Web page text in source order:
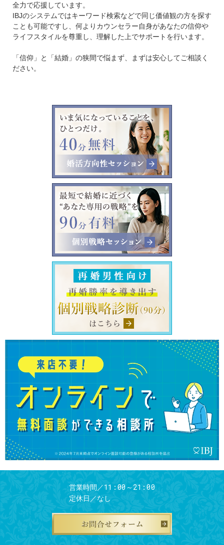
全力で応援しています。
IBJのシステムではキーワード検索などで同じ価値観の方を探す
ことも可能ですし、何よりカウンセラー自身があなたの信仰や
ライフスタイルを尊重し、理解した上でサポートを行います。
「信仰」と「結婚」の狭間で悩まず、まずは安心してご相談く
ださい。
営業時間／11:00～21:00
定休日／なし